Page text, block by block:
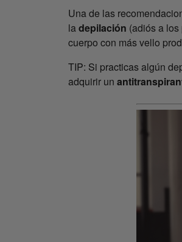
Una de las
ladepilación (adiós a
cuerpo con más vello
TIP: Si practicas algún
adquirir un